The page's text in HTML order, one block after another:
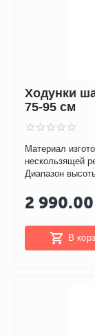
Ходунки
75-95 см
Материал
нескользящей
Диапазон
2 990.00
В